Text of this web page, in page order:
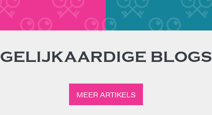
GELIJKAARDIGE BLOGS
MEER ARTIKELS